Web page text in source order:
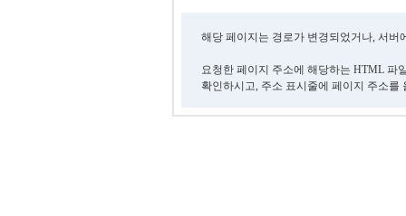
해당 페이지는 경로가 변경되었거나, 서
요청한 페이지 주소에 해당하는 HTML 파
확인하시고, 주소 표시줄에 페이지 주소